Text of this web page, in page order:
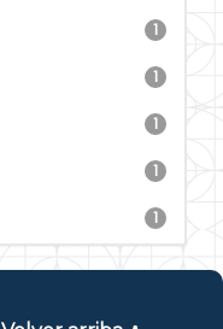
1
1
1
1
1